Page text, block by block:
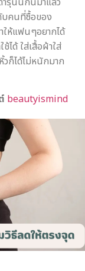
บคนที่ซื้อของ
ห้แฟนๆอยากได้
ได้ ใส่เสื้อผ้าใส่
วก็ได้ไม่หนักมาก
beautyismind